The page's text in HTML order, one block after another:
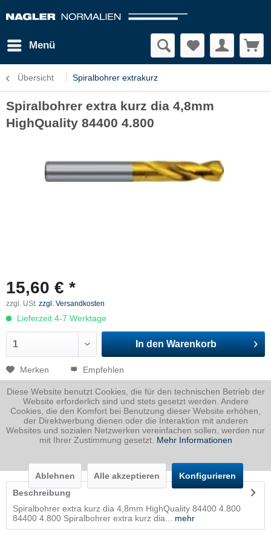
Menü
Übersicht Spiralbohrer extrakurz
Spiralbohrer extra kurz dia 4,8mm
HighQuality 84400 4.800
15,60 € *
zzgl. USt. zzgl. Versandkosten
Lieferzeit 4-7 Werktage
In den Warenkorb
Merken Empfehlen
Artikel-Nr.: NN380.100610
Dicke
0 mm
Breite
4.8 mm
0 mm
Gewicht 0.1Kg
Beschreibung
Spiralbohrer extra kurz dia 4,8mm HighQuality 84400 4.800
84400 4.800 Spiralbohrer extra kurz dia...
mehr
Diese Website benutzt Cookies, die für den technischen Betrieb der
Website erforderlich sind und stets gesetzt werden. Andere
Cookies, die den Komfort bei Benutzung dieser Website erhöhen,
der Direktwerbung dienen oder die Interaktion mit anderen
Websites und sozialen Netzwerken vereinfachen sollen, werden nur
mit Ihrer Zustimmung gesetzt. Mehr Informationen
Ablehnen Alle akzeptieren Konfigurieren